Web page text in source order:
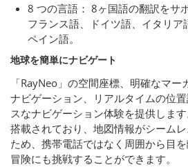
8 つの言語： 8ヶ国語の翻訳をサ
フランス語、ドイツ語、イタリア
ペイン語。
地球を簡単にナビゲート
「RayNeo」の空間座標、明確なマ
ナビゲーション、リアルタイムの位
スなナビゲーション体験を提供しま
搭載されており、地図情報がシーム
ため、携帯電話ではなく周囲から目
冒険にも挑戦することができます。